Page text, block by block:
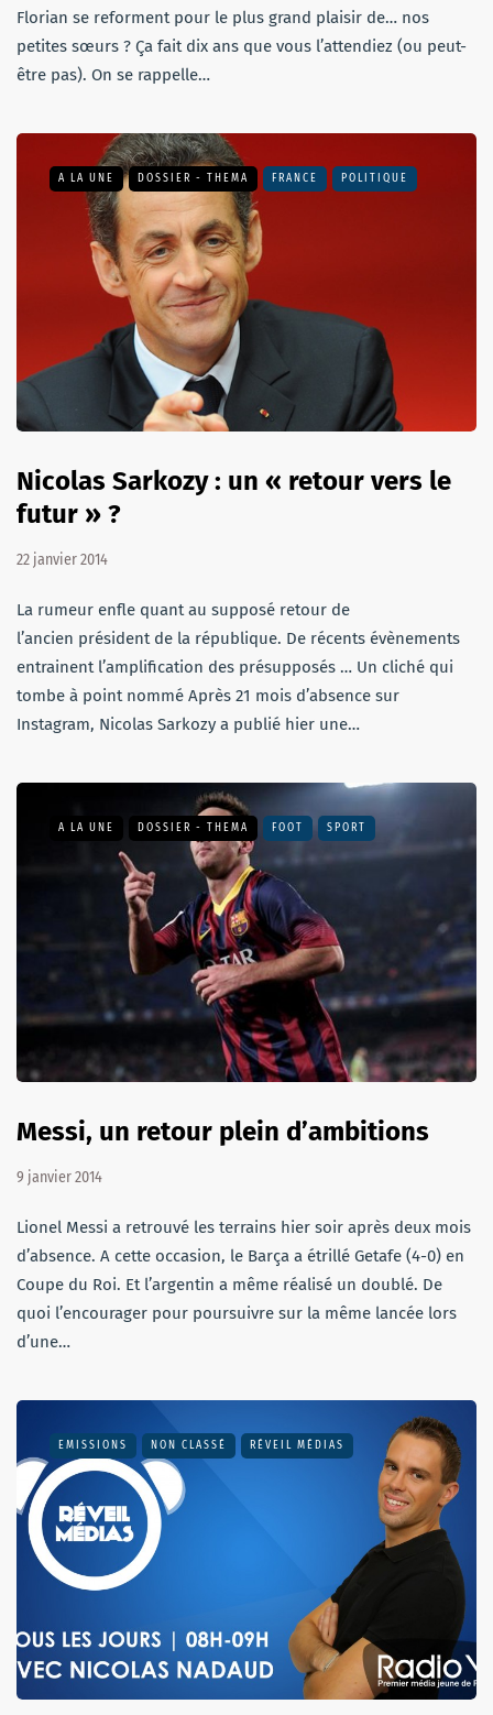
Florian se reforment pour le plus grand plaisir de… nos
petites sœurs ? Ça fait dix ans que vous l’attendiez (ou peut-
être pas). On se rappelle…
A LA UNE DOSSIER - THEMA FRANCE POLITIQUE
Nicolas Sarkozy : un « retour vers le
futur » ?
22 janvier 2014
La rumeur enfle quant au supposé retour de
l’ancien président de la république. De récents évènements
entrainent l’amplification des présupposés … Un cliché qui
tombe à point nommé Après 21 mois d’absence sur
Instagram, Nicolas Sarkozy a publié hier une…
A LA UNE DOSSIER - THEMA FOOT SPORT
Messi, un retour plein d’ambitions
9 janvier 2014
Lionel Messi a retrouvé les terrains hier soir après deux mois
d’absence. A cette occasion, le Barça a étrillé Getafe (4-0) en
Coupe du Roi. Et l’argentin a même réalisé un doublé. De
quoi l’encourager pour poursuivre sur la même lancée lors
d’une…
EMISSIONS NON CLASSÉ RÉVEIL MÉDIAS